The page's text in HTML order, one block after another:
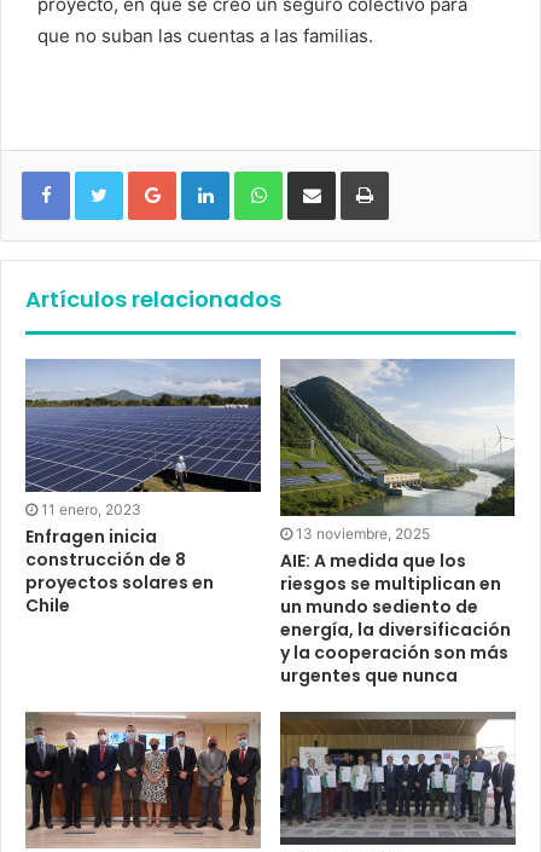
que no suban las cuentas a las familias.
Google+ LinkedIn WhatsApp
Artículos relacionados
11 enero, 2023
Enfragen inicia
construcción de 8
proyectos solares en
Chile
13 noviembre, 2025
AIE: A medida que los
riesgos se multiplican en
un mundo sediento de
energía, la diversificación
y la cooperación son más
urgentes que nunca